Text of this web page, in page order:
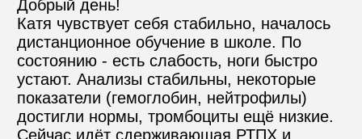
e-mail для связи
info@angel-help.ru
Добрый день!
Катя чувствует себя стабильно, началось
дистанционное обучение в школе. По
состоянию - есть слабость, ноги быстро
устают. Анализы стабильны, некоторые
показатели (гемоглобин, нейтрофилы)
достигли нормы, тромбоциты ещё низкие.
Сейчас идёт сдерживающая РТПХ и